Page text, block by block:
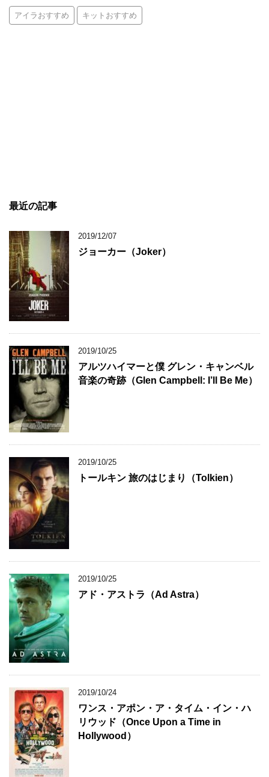
アイラおすすめ キットおすすめ
最近の記事
2019/12/07
ジョーカー（Joker）
2019/10/25
アルツハイマーと僕 グレン・キャンベル
音楽の奇跡（Glen Campbell: I’ll Be Me）
2019/10/25
トールキン 旅のはじまり（Tolkien）
2019/10/25
アド・アストラ（Ad Astra）
2019/10/24
ワンス・アポン・ア・タイム・イン・ハ
リウッド（Once Upon a Time in
Hollywood）